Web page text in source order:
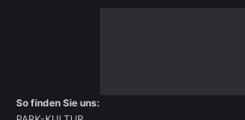
So finden Sie uns: